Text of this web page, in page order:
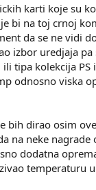
karti koje su
bi na toj crnoj
da se ne vidi
izbor uredjaja
tipa kolekcija
odnosno viska
bih dirao osim
na neke
dodatna
temperaturu